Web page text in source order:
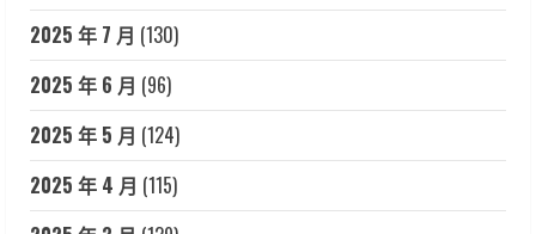
2025 年 7 月 (130)
2025 年 6 月 (96)
2025 年 5 月 (124)
2025 年 4 月 (115)